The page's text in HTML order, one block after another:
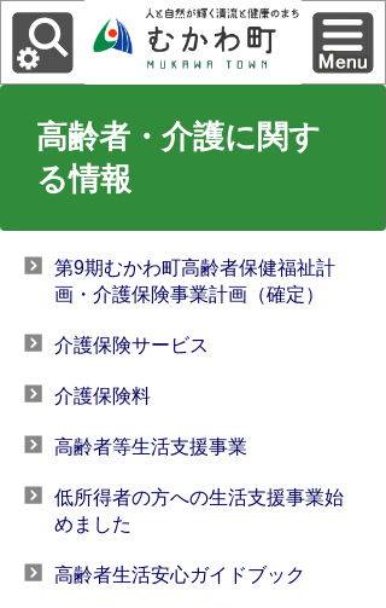
高齢者・介護に関す
る情報
第9期むかわ町高齢者保健福祉計
画・介護保険事業計画（確定）
介護保険サービス
介護保険料
高齢者等生活支援事業
低所得者の方への生活支援事業始
めました
高齢者生活安心ガイドブック